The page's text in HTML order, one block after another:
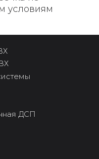
условиям
ДСП